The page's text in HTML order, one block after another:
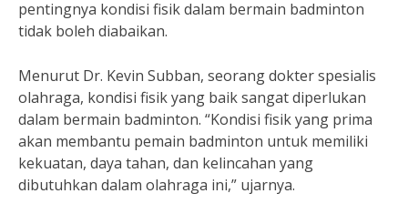
pentingnya kondisi fisik dalam bermain badminton
tidak boleh diabaikan.
Menurut Dr. Kevin Subban, seorang dokter spesialis
olahraga, kondisi fisik yang baik sangat diperlukan
dalam bermain badminton. “Kondisi fisik yang prima
akan membantu pemain badminton untuk memiliki
kekuatan, daya tahan, dan kelincahan yang
dibutuhkan dalam olahraga ini,” ujarnya.